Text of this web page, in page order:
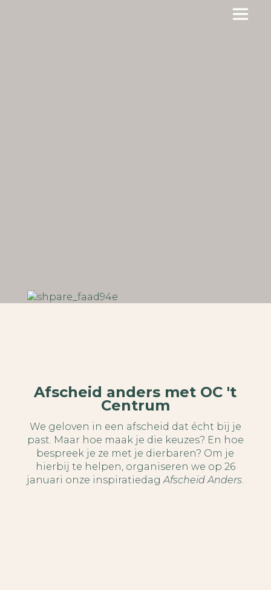
Afscheid anders met OC 't
Centrum
We geloven in een afscheid dat écht bij je
past. Maar hoe maak je die keuzes? En hoe
bespreek je ze met je dierbaren? Om je
hierbij te helpen, organiseren we op 26
januari onze inspiratiedagAfscheid Anders.